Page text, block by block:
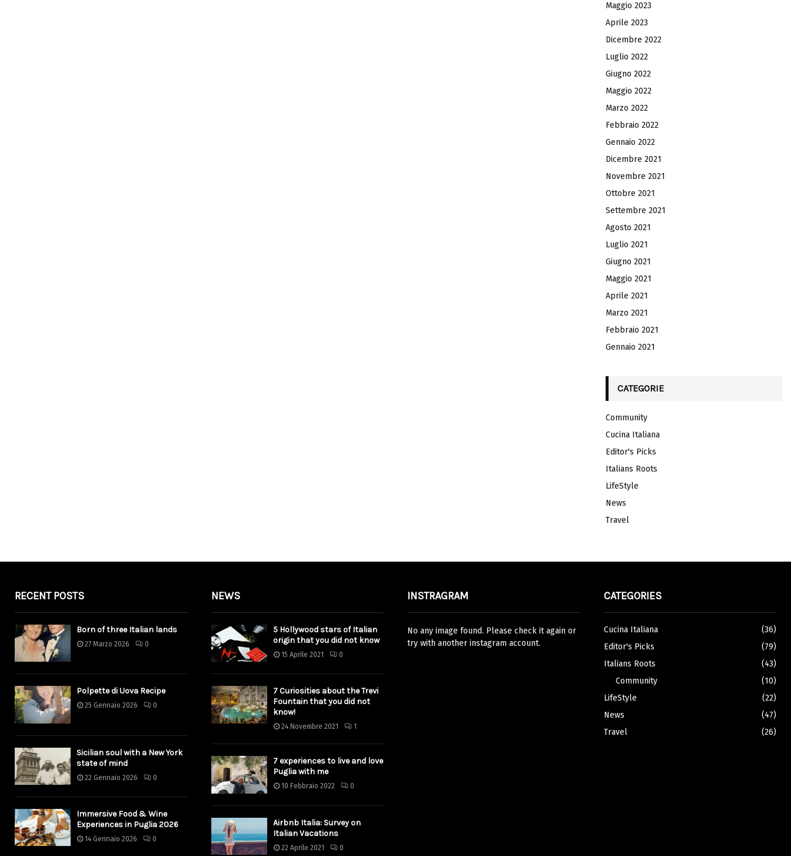
Maggio 2023
Aprile 2023
Dicembre 2022
Luglio 2022
Giugno 2022
Maggio 2022
Marzo 2022
Febbraio 2022
Gennaio 2022
Dicembre 2021
Novembre 2021
Ottobre 2021
Settembre 2021
Agosto 2021
Luglio 2021
Giugno 2021
Maggio 2021
Aprile 2021
Marzo 2021
Febbraio 2021
Gennaio 2021
CATEGORIE
Community
Cucina Italiana
Editor's Picks
Italians Roots
LifeStyle
News
Travel
RECENT POSTS
Born of three Italian lands
27 Marzo 2026 0
Polpette di Uova Recipe
25 Gennaio 2026 0
Sicilian soul with a New York
state of mind
22 Gennaio 2026 0
Immersive Food & Wine
Experiences in Puglia 2026
14 Gennaio 2026 0
NEWS
5 Hollywood stars of Italian
origin that you did not know
15 Aprile 2021 0
7 Curiosities about the Trevi
Fountain that you did not
know!
24 Novembre 2021 1
7 experiences to live and love
Puglia with me
10 Febbraio 2022 0
Airbnb Italia: Survey on
Italian Vacations
22 Aprile 2021 0
INSTRAGRAM
No any image found. Please check it again or
try with another instagram account.
CATEGORIES
Cucina Italiana
(36)
Editor's Picks
(79)
Italians Roots
(43)
Community
(10)
LifeStyle
(22)
News
(47)
Travel
(26)